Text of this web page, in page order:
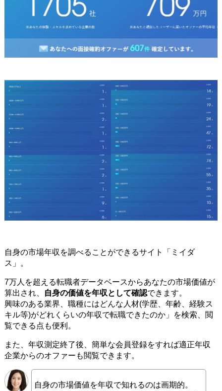
自身の市場年収を調べることができるサイト「ミイダ
ス」。
7万人を超える転職者データベースからあなたの市場価値が
算出され、
自身の価値を年収として確認できます。
興味のある業界、職種にはどんな人材(学歴、年齢、経験ス
キル等)がどれくらいの年収で転職できたのか」を検索、閲
覧できる点も便利。
また、年収測定終了後、簡単な会員登録をすれば適正年収
企業からのオファーも閲覧できます。
自身の市場価値を年収で知れるのは画期的。